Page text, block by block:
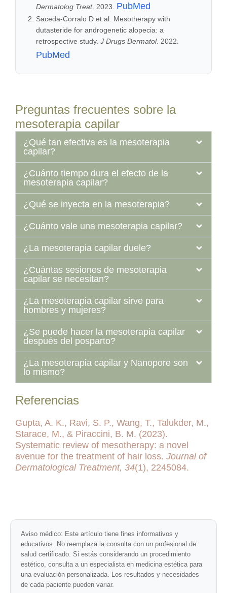
Dermatolog Treat. 2023. PubMed
Saceda-Corralo D et al. Mesotherapy with
dutasteride for androgenetic alopecia: a
retrospective study. J Drugs Dermatol. 2022.
PubMed
Preguntas frecuentes sobre la
mesoterapia capilar
¿Qué tan efectiva es la mesoterapia
capilar?
¿Cuánto tiempo dura el efecto de la
mesoterapia capilar?
¿Qué se inyecta en la mesoterapia?
¿Cuánto vale una mesoterapia capilar?
¿La mesoterapia capilar duele?
¿Cuántas sesiones de mesoterapia
capilar se necesitan?
¿La mesoterapia capilar sirve para
hombres y mujeres?
¿Se puede hacer la mesoterapia capilar
después del posparto?
¿La mesoterapia capilar y Nanopore son
lo mismo?
Referencias
Gupta, A. K., Ravi, S. P., Wang, T., Talukder, M.,
Starace, M., & Piraccini, B. M. (2023).
Systematic review of mesotherapy: a novel
avenue for the treatment of hair loss. Journal of
Dermatological Treatment, 34(1), 2245084.
Aviso médico: Este artículo tiene fines informativos y
educativos. No reemplaza la consulta con un profesional de
salud certificado. Si estás considerando un procedimiento
estético, consulta a un especialista en medicina estética para
una evaluación personalizada. Los resultados y necesidades
de cada paciente pueden variar.